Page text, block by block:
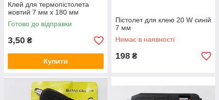
Клей для термопістолета
жовтий 7 мм х 180 мм
Готово до відправки
3,50 ₴
Купити
Пістолет для клею 20 W синій
7 мм
Немає в наявності
198 ₴